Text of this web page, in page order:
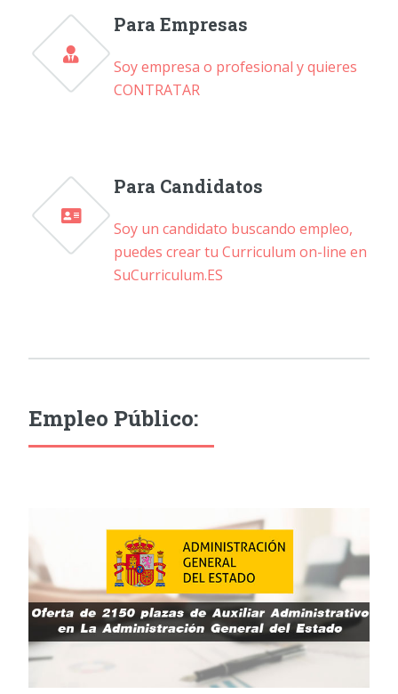
Para Empresas
Soy empresa o profesional y quieres
CONTRATAR
Para Candidatos
Soy un candidato buscando empleo,
puedes crear tu Curriculum on-line en
SuCurriculum.ES
Empleo Público: